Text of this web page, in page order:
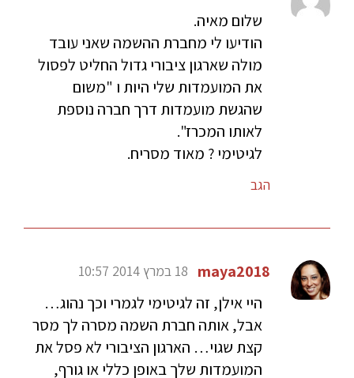
שלום מאיה.
הודיעו לי מחברת ההשמה שאני עובד
מולה שארגון ציבורי גדול החליט לפסול
את המועמדות שלי היות ו "משום
שהגשת מועמדות דרך חברה נוספת
לאותו המכרז".
לגיטימי ? מאוד מסריח.
הגב
maya2018 18 במרץ 2014 10:57
היי אילן, זה לגיטימי לגמרי וכך נהוג…
אבל, אותה חברת השמה מסרה לך מסר
קצת שגוי… הארגון הציבורי לא פסל את
המועמדות שלך באופן כללי או גורף,